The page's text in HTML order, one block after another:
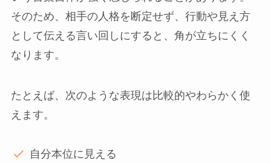
そのため、相手の人格を断定せず、行動や見え方
として伝える言い回しにすると、角が立ちにくく
なります。
たとえば、次のような表現は比較的やわらかく使
えます。
自分本位に見える